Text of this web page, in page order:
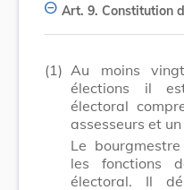
Art. 9. Constitution
(1) Au moins
élections il
électoral
assesseurs et
Le
les fonctions
électoral. Il